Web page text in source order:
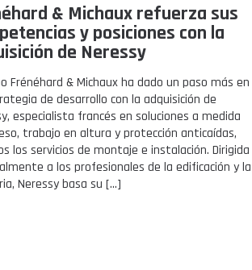
& Michaux refuerza sus
y posiciones con la
de Neressy
Frénéhard & Michaux ha dado un paso más en
de desarrollo con la adquisición de
especialista francés en soluciones a medida
trabajo en altura y protección anticaídas,
los servicios de montaje e instalación. Dirigida
a los profesionales de la edificación y la
Neressy basa su […]